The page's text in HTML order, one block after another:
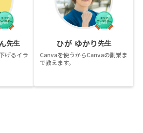
先生
げるイラ
ひが ゆかり先生
Canvaを使うからCanvaの副業ま
で教えます。